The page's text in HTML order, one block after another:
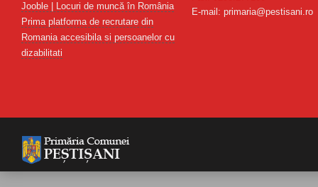
Jooble | Locuri de muncă în România
Prima platforma de recrutare din
Romania accesibila si persoanelor cu
dizabilitati
E-mail: primaria@pestisani.ro